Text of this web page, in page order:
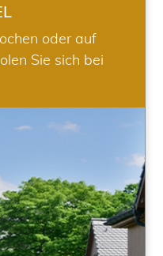
oder auf
Sie sich bei